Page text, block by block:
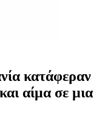
κατάφεραν
αίμα σε μια